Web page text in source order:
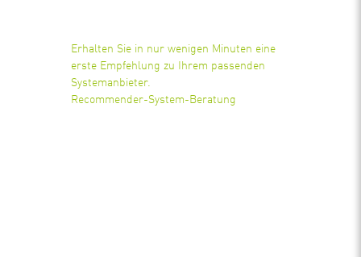
Erhalten Sie in nur wenigen Minuten eine
erste Empfehlung zu Ihrem passenden
Systemanbieter.
Recommender-System-Beratung